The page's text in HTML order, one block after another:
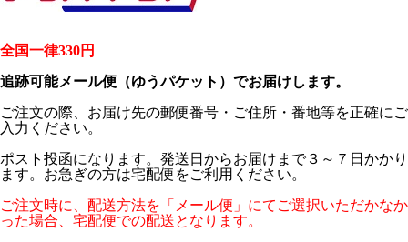
全国一律330円
追跡可能メール便（ゆうパケット）でお届けします。
ご注文の際、お届け先の郵便番号・ご住所・番地等を正確にご
入力ください。
ポスト投函になります。発送日からお届けまで３～７日かかり
ます。お急ぎの方は宅配便をご利用ください。
ご注文時に、配送方法を「メール便」にてご選択いただかなか
った場合、宅配便での配送となります。